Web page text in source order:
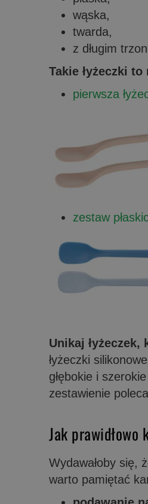
wąska,
twarda,
z długim
Takie łyżeczki to
pierwsza
zestaw
Unikaj
łyżeczki
głębokie i
zestawienie
Jak prawidłowo
Wydawałoby się,
warto pamiętać